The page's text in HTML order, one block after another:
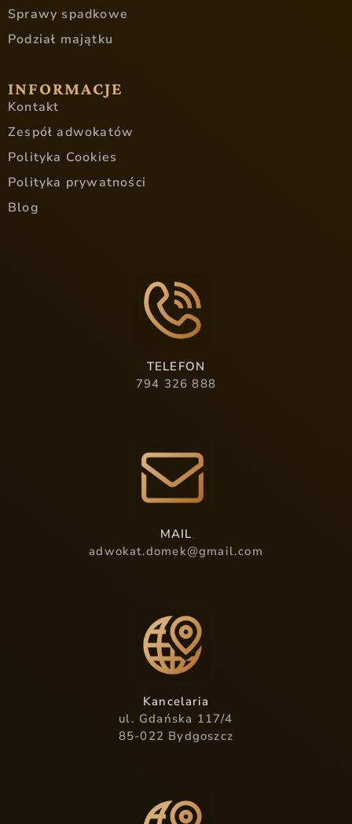
Sprawy spadkowe
Podział majątku
INFORMACJE
Kontakt
Zespół adwokatów
Polityka Cookies
Polityka prywatności
Blog
TELEFON
794 326 888
MAIL
adwokat.domek@gmail.com
Kancelaria
ul. Gdańska 117/4
85-022 Bydgoszcz